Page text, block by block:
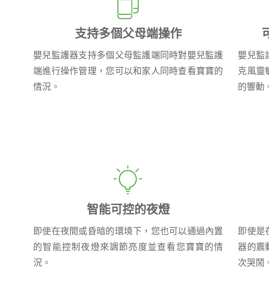
支持多個父母端操作
嬰兒監護器支持多個父母監護端同時對嬰兒監護
端進行操作管理，您可以和家人同時查看寶寶的
情況。
嬰兒監
克風靈
的響動
智能可控的夜燈
即使在夜間或昏暗的環境下，您也可以通過內置
的智能控制夜燈來調節亮度並查看您寶寶的情
況。
即使是
器的震
次哭鬧